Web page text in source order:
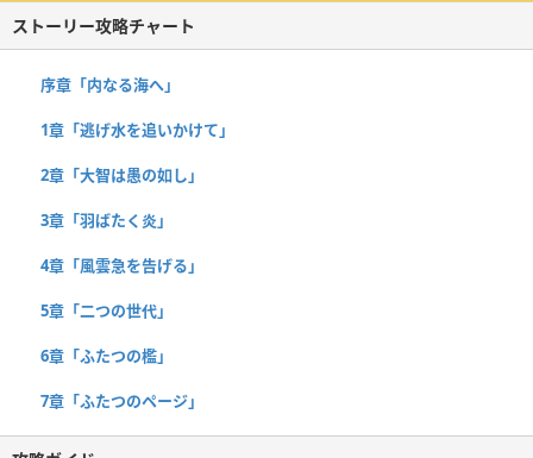
ストーリー攻略チャート
序章「内なる海へ」
1章「逃げ水を追いかけて」
2章「大智は愚の如し」
3章「羽ばたく炎」
4章「風雲急を告げる」
5章「二つの世代」
6章「ふたつの檻」
7章「ふたつのページ」